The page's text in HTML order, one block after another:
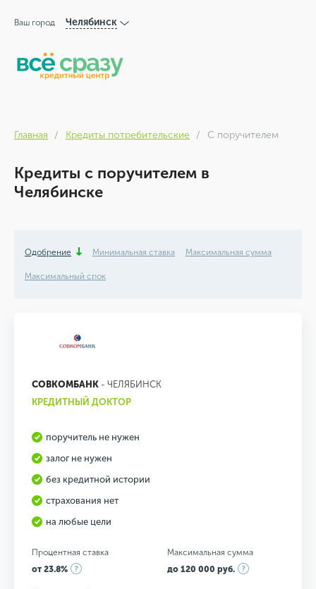
Ваш город Челябинск
Главная Кредиты потребительские С поручителем
Кредиты с поручителем в
Челябинске
Одобрение Минимальная ставка Максимальная сумма
Максимальный срок
СОВКОМБАНК - ЧЕЛЯБИНСК
КРЕДИТНЫЙ ДОКТОР
поручитель не нужен
залог не нужен
без кредитной истории
страхования нет
на любые цели
Процентная ставка
от 23.8%
Максимальная сумма
до 120 000 руб.